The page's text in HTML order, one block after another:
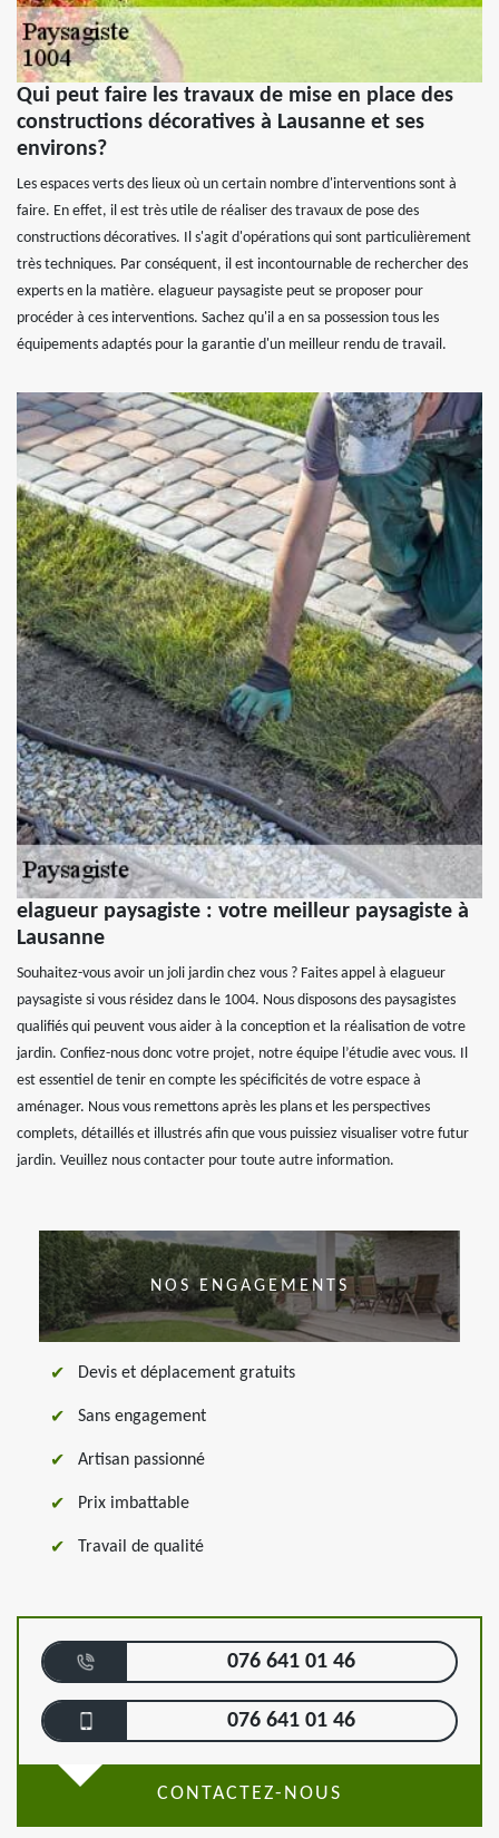
Qui peut faire les travaux de mise en place des
constructions décoratives à Lausanne et ses
environs?
Les espaces verts des lieux où un certain nombre d'interventions sont à
faire. En effet, il est très utile de réaliser des travaux de pose des
constructions décoratives. Il s'agit d'opérations qui sont particulièrement
très techniques. Par conséquent, il est incontournable de rechercher des
experts en la matière. elagueur paysagiste peut se proposer pour
procéder à ces interventions. Sachez qu'il a en sa possession tous les
équipements adaptés pour la garantie d'un meilleur rendu de travail.
elagueur paysagiste : votre meilleur paysagiste à
Lausanne
Souhaitez-vous avoir un joli jardin chez vous ? Faites appel à elagueur
paysagiste si vous résidez dans le 1004. Nous disposons des paysagistes
qualifiés qui peuvent vous aider à la conception et la réalisation de votre
jardin. Confiez-nous donc votre projet, notre équipe l’étudie avec vous. Il
est essentiel de tenir en compte les spécificités de votre espace à
aménager. Nous vous remettons après les plans et les perspectives
complets, détaillés et illustrés afin que vous puissiez visualiser votre futur
jardin. Veuillez nous contacter pour toute autre information.
NOS ENGAGEMENTS
Devis et déplacement gratuits
Sans engagement
Artisan passionné
Prix imbattable
Travail de qualité
076 641 01 46
076 641 01 46
CONTACTEZ-NOUS